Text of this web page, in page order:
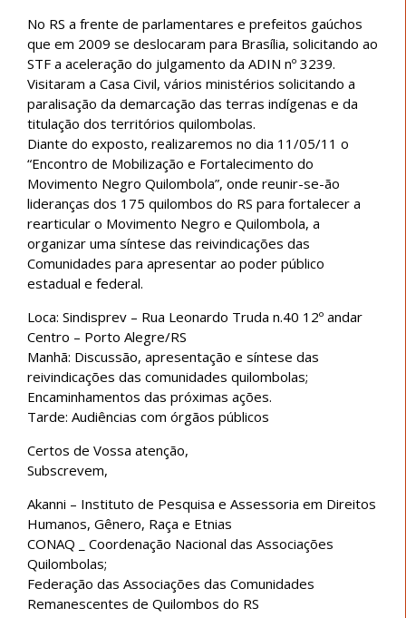
No RS a frente de parlamentares e prefeitos gaúchos
que em 2009 se deslocaram para Brasília, solicitando ao
STF a aceleração do julgamento da ADIN nº 3239.
Visitaram a Casa Civil, vários ministérios solicitando a
paralisação da demarcação das terras indígenas e da
titulação dos territórios quilombolas.
Diante do exposto, realizaremos no dia 11/05/11 o
“Encontro de Mobilização e Fortalecimento do
Movimento Negro Quilombola”, onde reunir-se-ão
lideranças dos 175 quilombos do RS para fortalecer a
rearticular o Movimento Negro e Quilombola, a
organizar uma síntese das reivindicações das
Comunidades para apresentar ao poder público
estadual e federal.
Loca: Sindisprev – Rua Leonardo Truda n.40 12º andar
Centro – Porto Alegre/RS
Manhã: Discussão, apresentação e síntese das
reivindicações das comunidades quilombolas;
Encaminhamentos das próximas ações.
Tarde: Audiências com órgãos públicos
Certos de Vossa atenção,
Subscrevem,
Akanni – Instituto de Pesquisa e Assessoria em Direitos
Humanos, Gênero, Raça e Etnias
CONAQ _ Coordenação Nacional das Associações
Quilombolas;
Federação das Associações das Comunidades
Remanescentes de Quilombos do RS